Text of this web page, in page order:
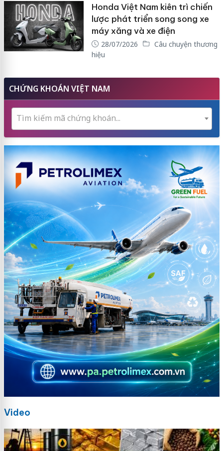
Honda Việt Nam kiên trì chiến
lược phát triển song song xe
máy xăng và xe điện
28/07/2026
Câu chuyện thương
hiệu
CHỨNG KHOÁN VIỆT NAM
Tìm kiếm mã chứng khoán...
Video